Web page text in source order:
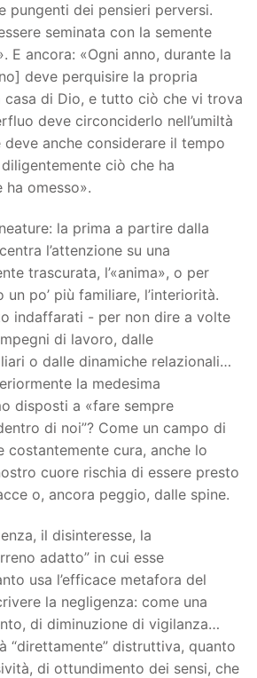
pungenti dei pensieri perversi.
seminata con la semente
E ancora: «Ogni anno, durante la
deve perquisire la propria
casa di Dio, e tutto ciò che vi trova
deve circonciderlo nell’umiltà
anche considerare il tempo
ciò che ha
ha omesso».
la prima a partire dalla
l’attenzione su una
trascurata, l’«anima», o per
un po’ più familiare, l’interiorità.
indaffarati - per non dire a volte
di lavoro, dalle
o dalle dinamiche relazionali…
la medesima
disposti a «fare sempre
di noi”? Come un campo di
costantemente cura, anche lo
cuore rischia di essere presto
o, ancora peggio, dalle spine.
il disinteresse, la
adatto” in cui esse
usa l’efficace metafora del
la negligenza: come una
di diminuzione di vigilanza…
“direttamente” distruttiva, quanto
di ottundimento dei sensi, che